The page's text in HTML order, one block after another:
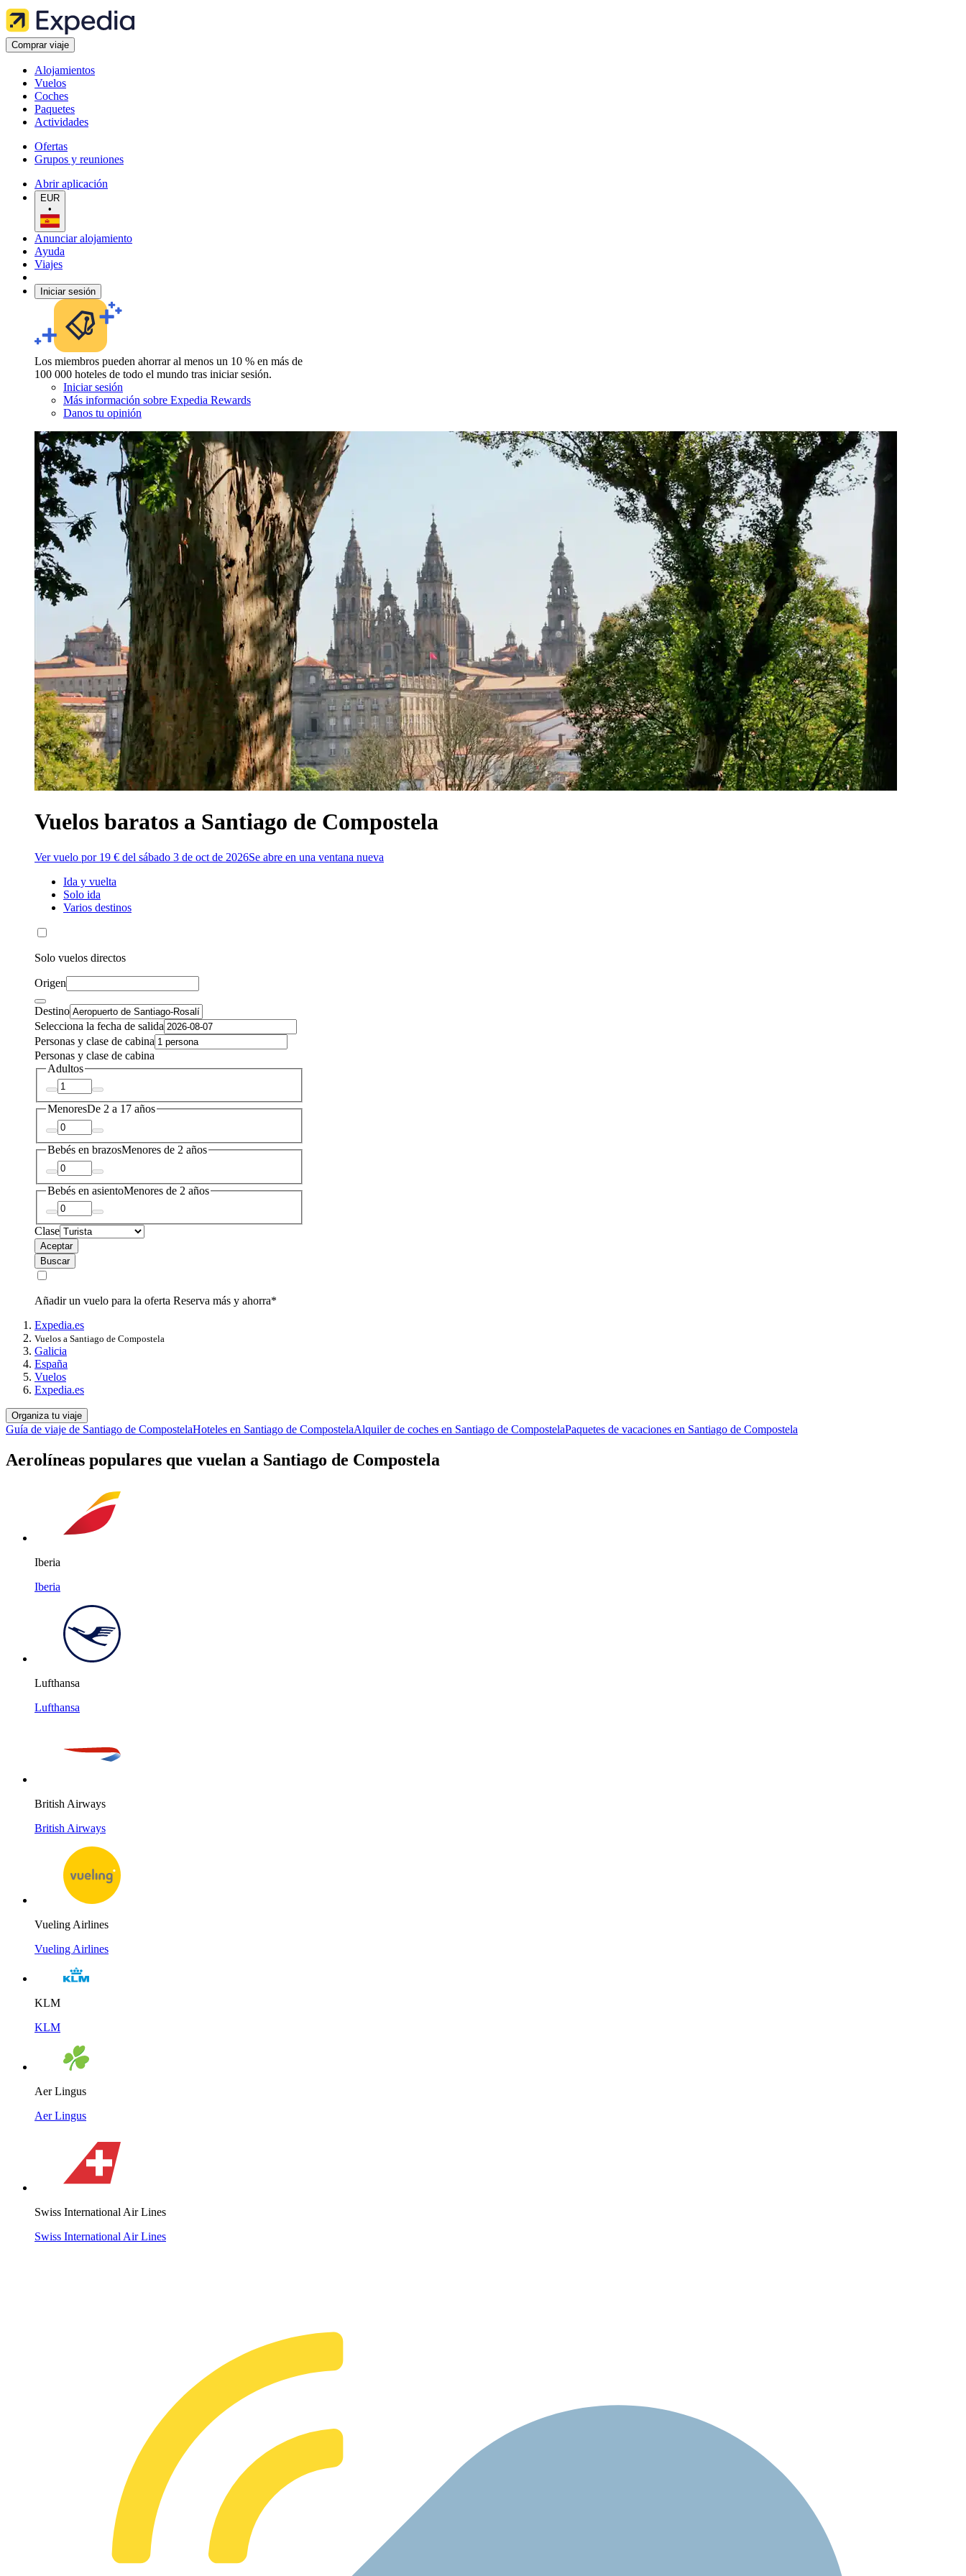
Comprar viaje
Alojamientos
Vuelos
Coches
Paquetes
Actividades
Ofertas
Grupos y reuniones
Abrir aplicación
EUR
•
Anunciar alojamiento
Ayuda
Viajes
Iniciar sesión
Los miembros pueden ahorrar al menos un 10 % en más de
100 000 hoteles de todo el mundo tras iniciar sesión.
Iniciar sesión
Más información sobre Expedia Rewards
Danos tu opinión
Vuelos baratos a Santiago de Compostela
Ver vuelo por 19 € del sábado 3 de oct de 2026Se abre en una ventana nueva
Ida y vuelta
Solo ida
Varios destinos
Solo vuelos directos
Origen
Destino
Selecciona la fecha de salida
Personas y clase de cabina
Personas y clase de cabina
Adultos
MenoresDe 2 a 17 años
Bebés en brazosMenores de 2 años
Bebés en asientoMenores de 2 años
Clase
Aceptar
Buscar
Añadir un vuelo para la oferta Reserva más y ahorra*
Expedia.es
Vuelos a Santiago de Compostela
Galicia
España
Vuelos
Expedia.es
Organiza tu viaje
Guía de viaje de Santiago de CompostelaHoteles en Santiago de CompostelaAlquiler de coches en Santiago de CompostelaPaquetes de vacaciones en Santiago de Compostela
Aerolíneas populares que vuelan a Santiago de Compostela
Iberia
Iberia
Lufthansa
Lufthansa
British Airways
British Airways
Vueling Airlines
Vueling Airlines
KLM
KLM
Aer Lingus
Aer Lingus
Swiss International Air Lines
Swiss International Air Lines